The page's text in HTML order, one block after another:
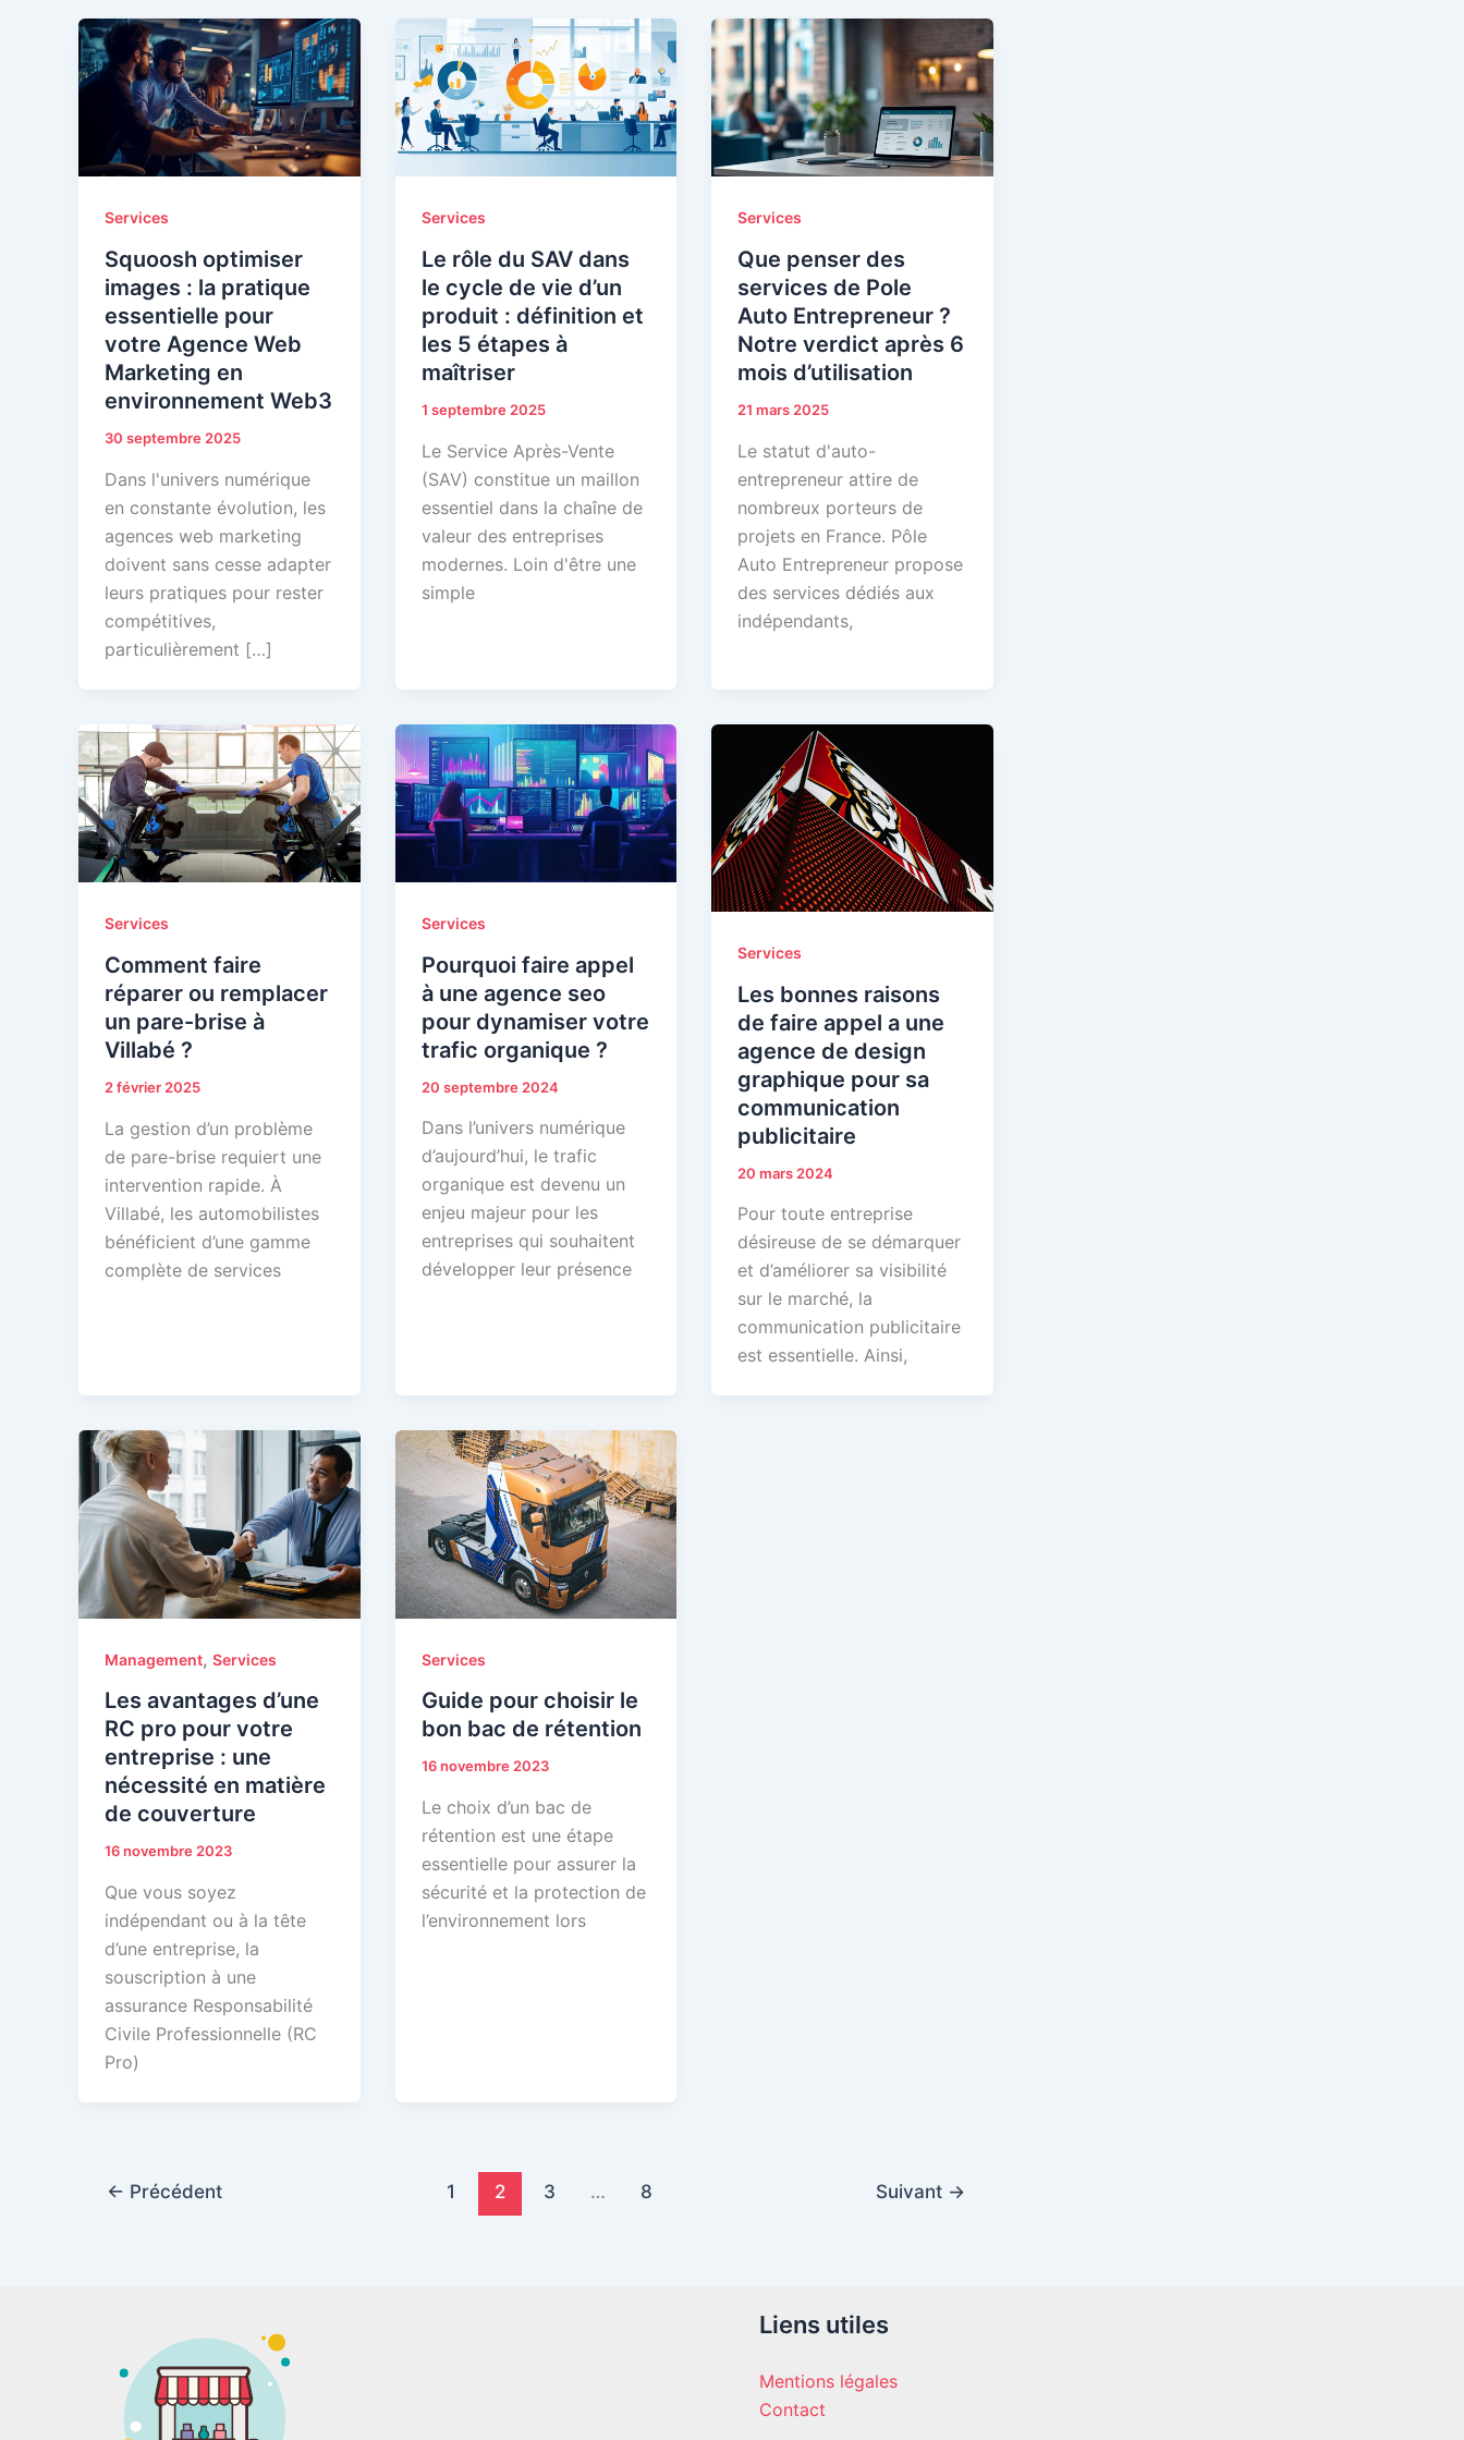
Services
Squoosh optimiser
images : la pratique
essentielle pour
votre Agence Web
Marketing en
environnement Web3
30 septembre 2025
Dans l'univers numérique
en constante évolution, les
agences web marketing
doivent sans cesse adapter
leurs pratiques pour rester
compétitives,
particulièrement […]
Services
Le rôle du SAV dans
le cycle de vie d’un
produit : définition et
les 5 étapes à
maîtriser
1 septembre 2025
Le Service Après-Vente
(SAV) constitue un maillon
essentiel dans la chaîne de
valeur des entreprises
modernes. Loin d'être une
simple
Services
Que penser des
services de Pole
Auto Entrepreneur ?
Notre verdict après 6
mois d’utilisation
21 mars 2025
Le statut d'auto-
entrepreneur attire de
nombreux porteurs de
projets en France. Pôle
Auto Entrepreneur propose
des services dédiés aux
indépendants,
Services
Comment faire
réparer ou remplacer
un pare-brise à
Villabé ?
2 février 2025
La gestion d’un problème
de pare-brise requiert une
intervention rapide. À
Villabé, les automobilistes
bénéficient d’une gamme
complète de services
Services
Pourquoi faire appel
à une agence seo
pour dynamiser votre
trafic organique ?
20 septembre 2024
Dans l’univers numérique
d’aujourd’hui, le trafic
organique est devenu un
enjeu majeur pour les
entreprises qui souhaitent
développer leur présence
Services
Les bonnes raisons
de faire appel a une
agence de design
graphique pour sa
communication
publicitaire
20 mars 2024
Pour toute entreprise
désireuse de se démarquer
et d’améliorer sa visibilité
sur le marché, la
communication publicitaire
est essentielle. Ainsi,
Management, Services
Les avantages d’une
RC pro pour votre
entreprise : une
nécessité en matière
de couverture
16 novembre 2023
Que vous soyez
indépendant ou à la tête
d’une entreprise, la
souscription à une
assurance Responsabilité
Civile Professionnelle (RC
Pro)
Services
Guide pour choisir le
bon bac de rétention
16 novembre 2023
Le choix d’un bac de
rétention est une étape
essentielle pour assurer la
sécurité et la protection de
l’environnement lors
← Précédent 1 2 3 … 8 Suivant →
Liens utiles
Mentions légales
Contact